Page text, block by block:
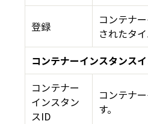
登録
コンテナ
されたタ
コンテナーインスタンス
コンテナー
インスタン
スID
コンテナ
す。